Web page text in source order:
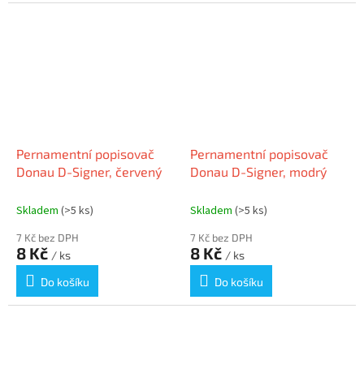
Pernamentní popisovač
Donau D-Signer, červený
Skladem (>5 ks)
7 Kč bez DPH
8 Kč / ks
Do košíku
Pernamentní popisovač
Donau D-Signer, modrý
Skladem (>5 ks)
7 Kč bez DPH
8 Kč / ks
Do košíku